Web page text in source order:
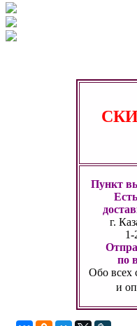
Пункт
г.
1-
по
Обо всех
и